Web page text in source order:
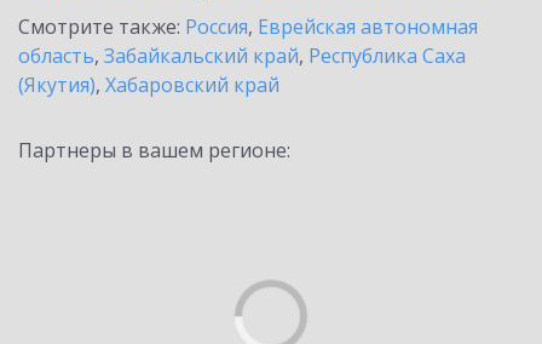
Смотрите также: Россия, Еврейская автономная
область, Забайкальский край, Республика Саха
(Якутия), Хабаровский край
Партнеры в вашем регионе: